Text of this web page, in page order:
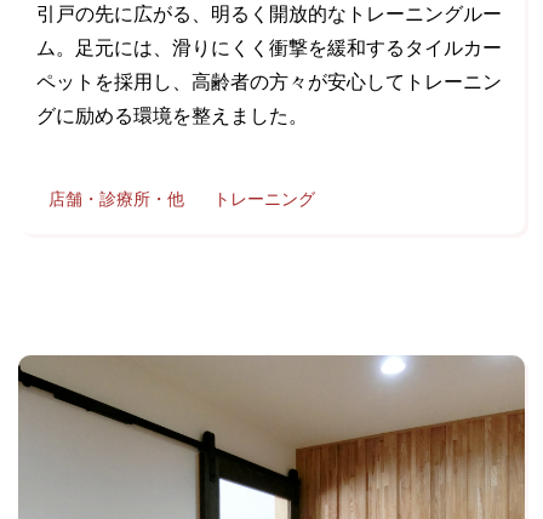
引戸の先に広がる、明るく開放的なトレーニングルー
ム。足元には、滑りにくく衝撃を緩和するタイルカー
ペットを採用し、高齢者の方々が安心してトレーニン
グに励める環境を整えました。
店舗・診療所・他 トレーニング